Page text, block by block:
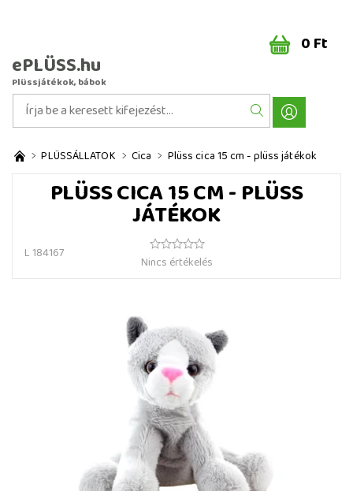
ePLÜSS.hu
Plüssjátékok, bábok
0 Ft
PLÜSSÁLLATOK Cica Plüss cica 15 cm - plüss játékok
PLÜSS CICA 15 CM - PLÜSS
JÁTÉKOK
L 184167
Nincs értékelés